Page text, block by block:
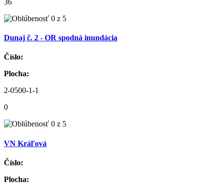
Dunaj č. 2 - OR spodná inundácia
Číslo:
Plocha:
2-0500-1-1
0
VN Kráľová
Číslo:
Plocha: